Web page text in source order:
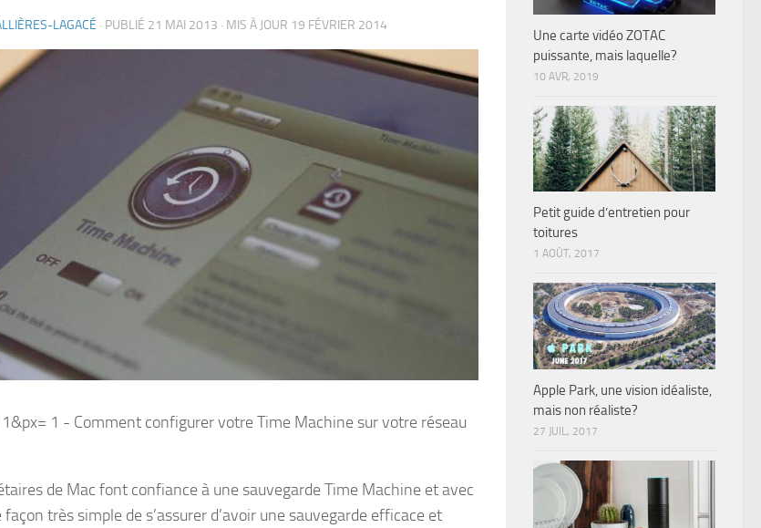
LAGACÉ · PUBLIÉ 21 MAI 2013 · MIS À JOUR 19 FÉVRIER 2014
de Mac font confiance à une sauvegarde Time Machine et avec
façon très simple de s’assurer d’avoir une sauvegarde efficace et
Une carte vidéo ZOTAC
puissante, mais laquelle?
10 AVR, 2019
Petit guide d’entretien pour
toitures
1 AOÛT, 2017
Apple Park, une vision idéaliste,
mais non réaliste?
27 JUIL, 2017